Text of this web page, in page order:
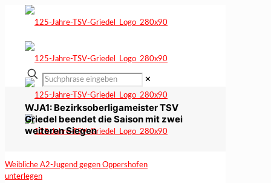
✕
WJA1: Bezirksoberligameister TSV
Griedel beendet die Saison mit zwei
weiteren Siegen
Weibliche A2-Jugend gegen Oppershofen
unterlegen